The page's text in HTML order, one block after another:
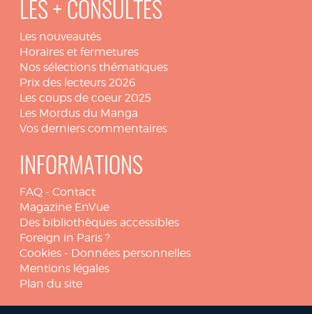
LES + CONSULTÉS
Les nouveautés
Horaires et fermetures
Nos sélections thématiques
Prix des lecteurs 2026
Les coups de coeur 2025
Les Mordus du Manga
Vos derniers commentaires
INFORMATIONS
FAQ - Contact
Magazine EnVue
Des bibliothèques accessibles
Foreign in Paris ?
Cookies - Données personnelles
Mentions légales
Plan du site